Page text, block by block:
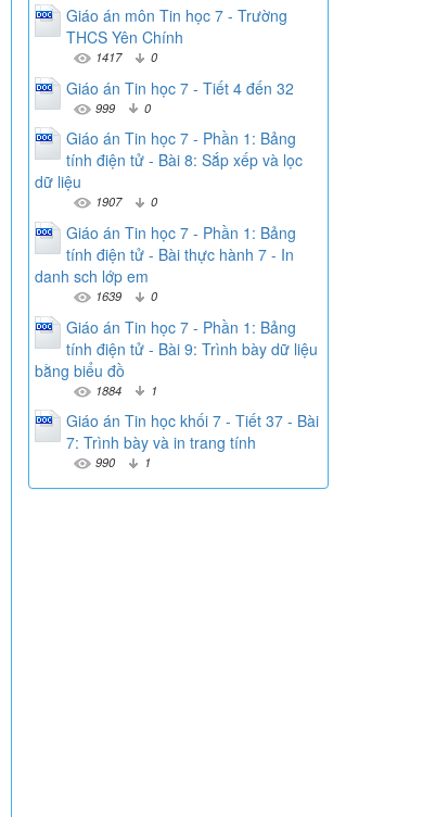
Giáo án môn Tin học 7 - Trường
THCS Yên Chính
1417 0
Giáo án Tin học 7 - Tiết 4 đến 32
999 0
Giáo án Tin học 7 - Phần 1: Bảng
tính điện tử - Bài 8: Sắp xếp và lọc
dữ liệu
1907 0
Giáo án Tin học 7 - Phần 1: Bảng
tính điện tử - Bài thực hành 7 - In
danh sch lớp em
1639 0
Giáo án Tin học 7 - Phần 1: Bảng
tính điện tử - Bài 9: Trình bày dữ liệu
bằng biểu đồ
1884 1
Giáo án Tin học khối 7 - Tiết 37 - Bài
7: Trình bày và in trang tính
990 1